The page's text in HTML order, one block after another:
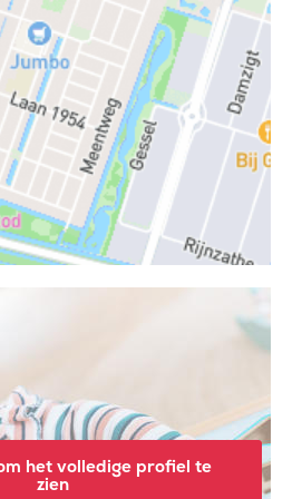
het volledige profiel te
zien